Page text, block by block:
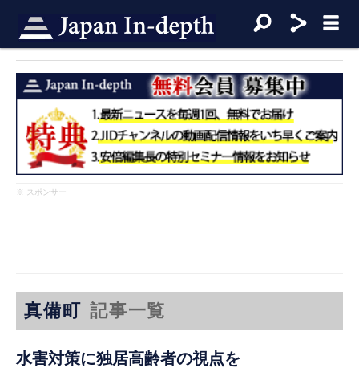
※ スポンサー
真備町 記事一覧
水害対策に独居高齢者の視点を